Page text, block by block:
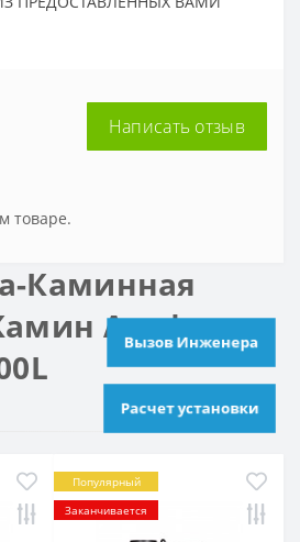
Написать отзыв
товаре.
Каминная
Альфа
Популярный
Заканчивается
Расчет установки
Вызов Инженера